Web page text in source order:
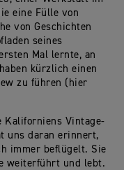
eine Fülle von
von Geschichten
seines
Mal lernte, an
kürzlich einen
zu führen (hier
Kaliforniens Vintage-
uns daran erinnert,
immer beflügelt. Sie
weiterführt und lebt.